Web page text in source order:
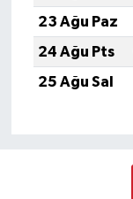
23 Ağu Paz
24 Ağu Pts
25 Ağu Sal